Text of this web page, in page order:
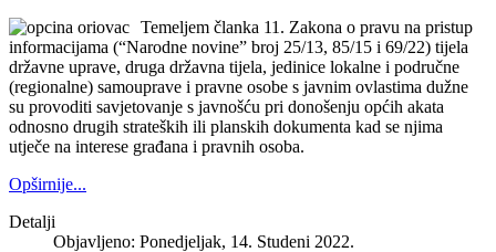
Temeljem članka 11. Zakona o pravu na pristup
informacijama (“Narodne novine” broj 25/13, 85/15 i 69/22) tijela
državne uprave, druga državna tijela, jedinice lokalne i područne
(regionalne) samouprave i pravne osobe s javnim ovlastima dužne
su provoditi savjetovanje s javnošću pri donošenju općih akata
odnosno drugih strateških ili planskih dokumenta kad se njima
utječe na interese građana i pravnih osoba.
Opširnije...
Detalji
Objavljeno: Ponedjeljak, 14. Studeni 2022.